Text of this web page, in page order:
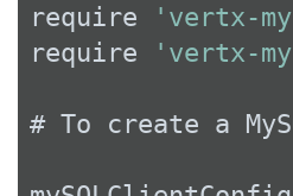
require
'vertx-
require
'vertx-
# To create a